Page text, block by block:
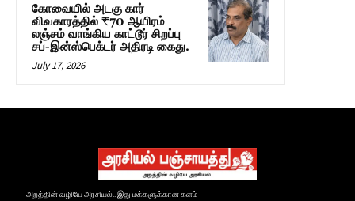
கோவையில் அடகு கார்
விவகாரத்தில் ₹70 ஆயிரம்
லஞ்சம் வாங்கிய காட்டூர் சிறப்பு
சப்-இன்ஸ்பெக்டர் அதிரடி கைது.
July 17, 2026
அறத்தின் வழியே அரசியல்.. இது மக்களுக்கான களம்